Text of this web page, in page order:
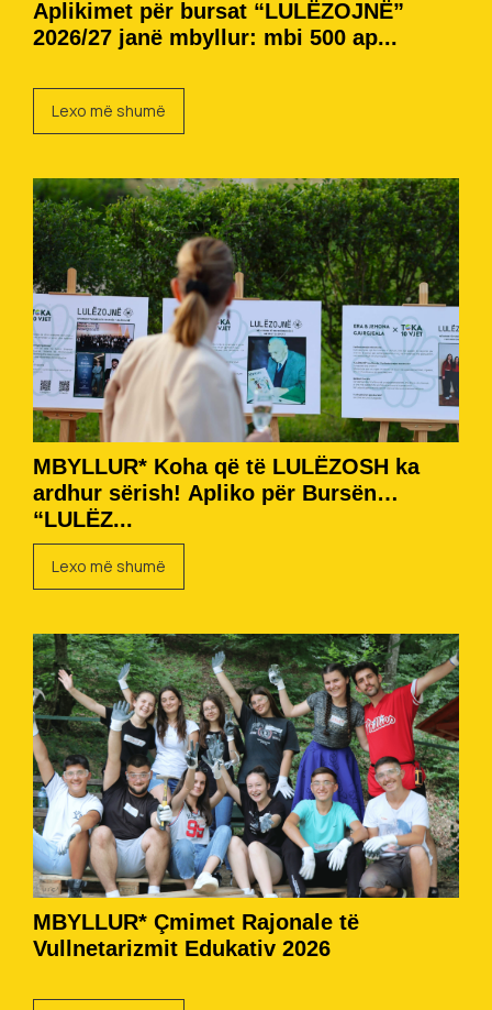
Aplikimet për bursat “LULËZOJNË”
2026/27 janë mbyllur: mbi 500 ap...
Lexo më shumë
MBYLLUR* Koha që të LULËZOSH ka
ardhur sërish! Apliko për Bursën
“LULËZ...
Lexo më shumë
MBYLLUR* Çmimet Rajonale të
Vullnetarizmit Edukativ 2026